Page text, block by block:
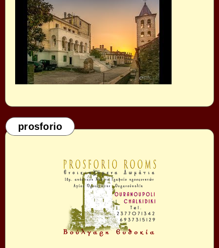
prosforio